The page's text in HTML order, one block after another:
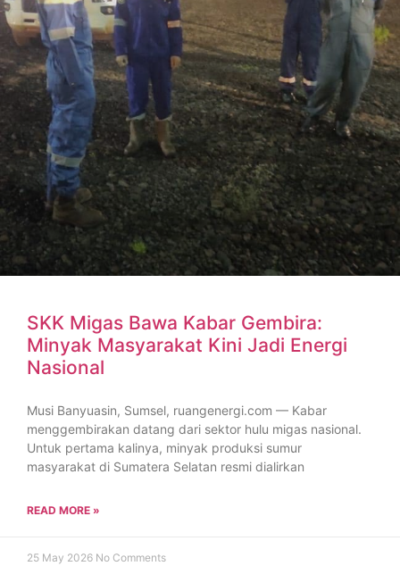
SKK Migas Bawa Kabar Gembira:
Minyak Masyarakat Kini Jadi Energi
Nasional
Musi Banyuasin, Sumsel, ruangenergi.com — Kabar
menggembirakan datang dari sektor hulu migas nasional.
Untuk pertama kalinya, minyak produksi sumur
masyarakat di Sumatera Selatan resmi dialirkan
READ MORE »
25 May 2026 No Comments